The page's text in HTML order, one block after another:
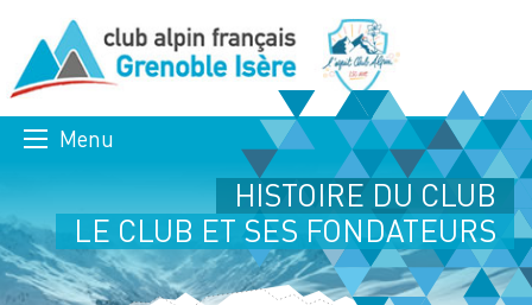
Menu
HISTOIRE DU CLUB
LE CLUB ET SES FONDATEURS